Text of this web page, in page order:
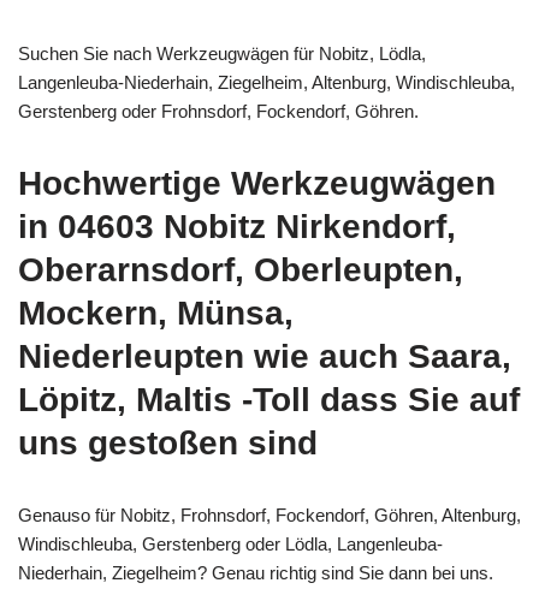
Suchen Sie nach Werkzeugwägen für Nobitz, Lödla,
Langenleuba-Niederhain, Ziegelheim, Altenburg, Windischleuba,
Gerstenberg oder Frohnsdorf, Fockendorf, Göhren.
Hochwertige Werkzeugwägen
in 04603 Nobitz Nirkendorf,
Oberarnsdorf, Oberleupten,
Mockern, Münsa,
Niederleupten wie auch Saara,
Löpitz, Maltis -Toll dass Sie auf
uns gestoßen sind
Genauso für Nobitz, Frohnsdorf, Fockendorf, Göhren, Altenburg,
Windischleuba, Gerstenberg oder Lödla, Langenleuba-
Niederhain, Ziegelheim? Genau richtig sind Sie dann bei uns.